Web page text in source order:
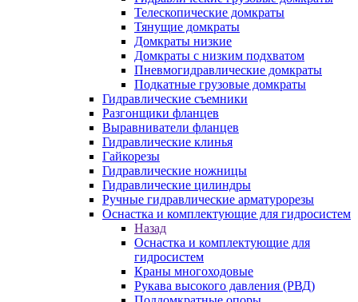
Телескопические домкраты
Тянущие домкраты
Домкраты низкие
Домкраты с низким подхватом
Пневмогидравлические домкраты
Подкатные грузовые домкраты
Гидравлические съемники
Разгонщики фланцев
Выравниватели фланцев
Гидравлические клинья
Гайкорезы
Гидравлические ножницы
Гидравлические цилиндры
Ручные гидравлические арматурорезы
Оснастка и комплектующие для гидросистем
Назад
Оснастка и комплектующие для
гидросистем
Краны многоходовые
Рукава высокого давления (РВД)